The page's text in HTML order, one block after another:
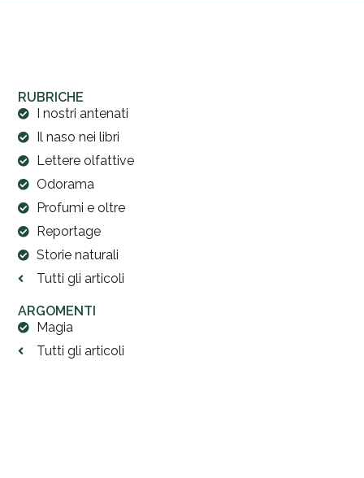
RUBRICHE
I nostri antenati
Il naso nei libri
Lettere olfattive
Odorama
Profumi e oltre
Reportage
Storie naturali
Tutti gli articoli
ARGOMENTI
Magia
Tutti gli articoli